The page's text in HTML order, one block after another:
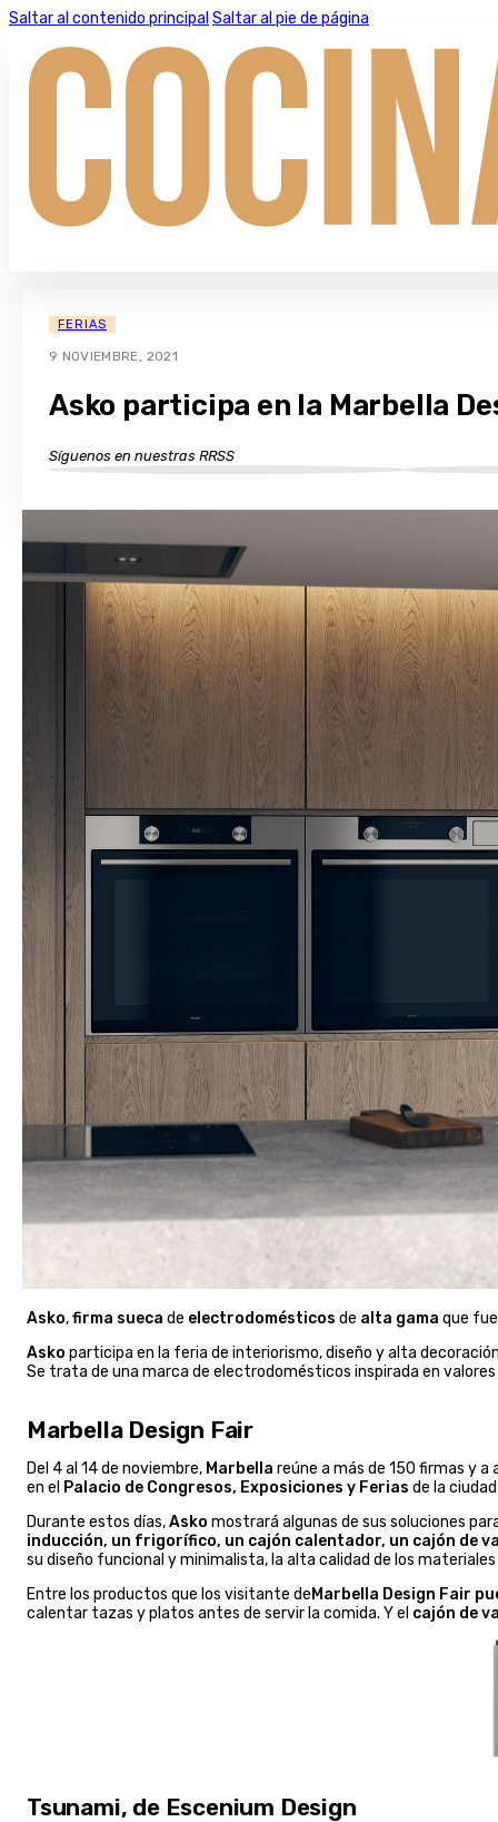
Saltar al contenido principal Saltar al pie de página
FERIAS
9 NOVIEMBRE, 2021
Asko participa en la Marbella
Síguenos en nuestras RRSS
Asko,firma sueca de electrodomésticos de alta gama que
Asko participa en la feria de interiorismo, diseño y alta
Se trata de una marca de electrodomésticos inspirada en
Marbella Design Fair
Del 4 al 14 de noviembre, Marbella reúne a más de 150 firmas y
en el Palacio de Congresos, Exposiciones y Ferias de la
Durante estos días,Asko mostrará algunas de sus soluciones
inducción, un frigorífico, un cajón calentador, un cajón de
su diseño funcional y minimalista, la alta calidad de los
Entre los productos que los visitante deMarbella Design Fair
calentar tazas y platos antes de servir la comida. Y el cajón de
Tsunami, de Escenium Design